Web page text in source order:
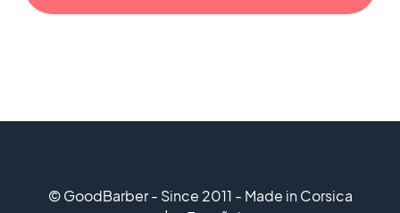
© GoodBarber - Since 2011 - Made in Corsica